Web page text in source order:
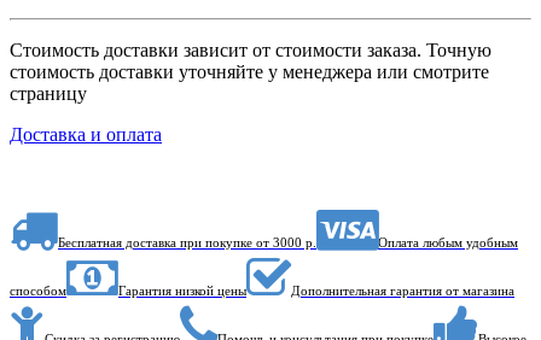
Стоимость доставки зависит от стоимости заказа. Точную
стоимость доставки уточняйте у менеджера или смотрите
страницу
Доставка и оплата
Бесплатная доставка при покупке от 3000 р. Оплата любым удобным
способом Гарантия низкой цены Дополнительная гарантия от магазина